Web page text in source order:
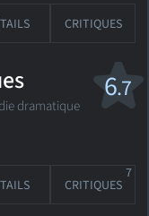
CRITIQUES
6.7
dramatique
CRITIQUES
7